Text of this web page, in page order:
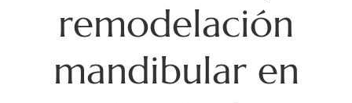
remodelación
mandibular en